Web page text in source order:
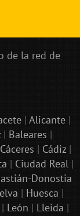
de la red de
| Alicante|
| Baleares |
Cáceres | Cádiz|
| Ciudad Real|
Donostia
| Huesca |
| León | Lleida |